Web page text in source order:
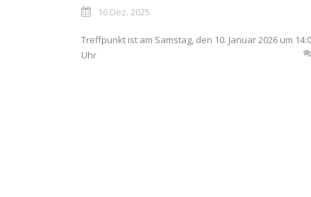
16 Dez. 2025
Treffpunkt ist am Samstag, den 10. Januar 2026 um
Uhr